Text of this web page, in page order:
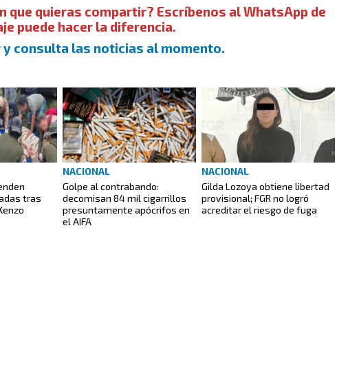
que quieras compartir? Escríbenos al WhatsApp de
puede hacer la diferencia.
y consulta las noticias al momento.
tras
NACIONAL
Golpe al contrabando:
decomisan 84 mil cigarrillos
presuntamente apócrifos en
el AIFA
NACIONAL
Gilda Lozoya obtiene libertad
provisional; FGR no logró
acreditar el riesgo de fuga